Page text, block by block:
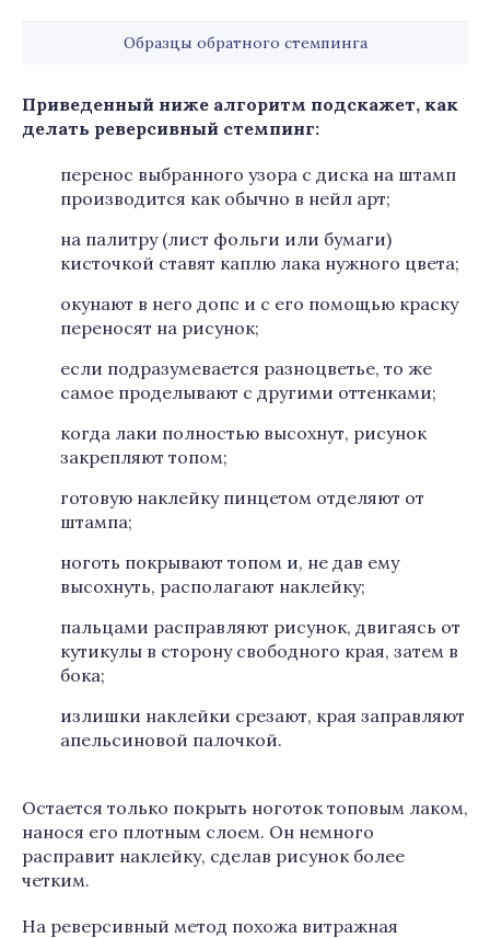
Образцы обратного стемпинга
Приведенный ниже алгоритм подскажет, как
делать реверсивный стемпинг:
перенос выбранного узора с диска на штамп
производится как обычно в нейл арт;
на палитру (лист фольги или бумаги)
кисточкой ставят каплю лака нужного цвета;
окунают в него допс и с его помощью краску
переносят на рисунок;
если подразумевается разноцветье, то же
самое проделывают с другими оттенками;
когда лаки полностью высохнут, рисунок
закрепляют топом;
готовую наклейку пинцетом отделяют от
штампа;
ноготь покрывают топом и, не дав ему
высохнуть, располагают наклейку;
пальцами расправляют рисунок, двигаясь от
кутикулы в сторону свободного края, затем в
бока;
излишки наклейки срезают, края заправляют
апельсиновой палочкой.
Остается только покрыть ноготок топовым лаком,
нанося его плотным слоем. Он немного
расправит наклейку, сделав рисунок более
четким.
На реверсивный метод похожа витражная